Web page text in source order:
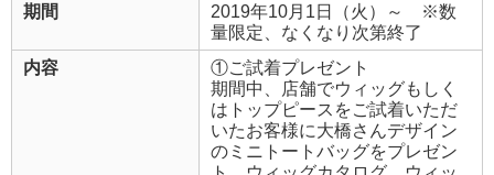
期間
2019年10月1日（火）～ ※数
量限定、なくなり次第終了
内容
①ご試着プレゼント
期間中、店舗でウィッグもしく
はトップピースをご試着いただ
いたお客様に大橋さんデザイン
のミニトートバッグをプレゼン